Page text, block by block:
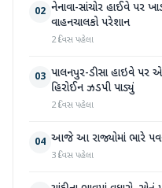
02 નેનાવા-સાંચોર હાઈવે પર
વાહનચાલકો પરેશાન
2 દિવસ પહેલા
03 પાલનપુર-ડીસા હાઇવે પર
હિરોઈન ઝડપી પાડ્યું
2 દિવસ પહેલા
04 આજે આ રાજ્યોમાં ભારે
3 દિવસ પહેલા